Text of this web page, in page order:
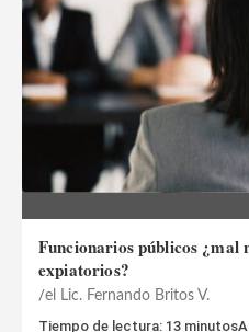
Funcionarios públicos ¿mal
expiatorios?
el Lic. Fernando Britos V.
Tiempo de lectura: 13